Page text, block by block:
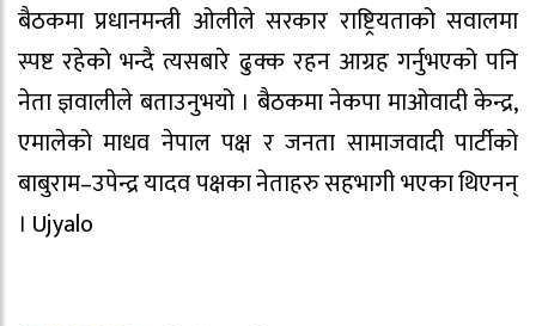
बैठकमा प्रधानमन्त्री ओलीले सरकार राष्ट्रियताको सवालमा
स्पष्ट रहेको भन्दै त्यसबारे ढुक्क रहन आग्रह गर्नुभएको पनि
नेता ज्ञवालीले बताउनुभयो । बैठकमा नेकपा माओवादी केन्द्र,
एमालेको माधव नेपाल पक्ष र जनता सामाजवादी पार्टीको
बाबुराम–उपेन्द्र यादव पक्षका नेताहरु सहभागी भएका थिएनन्
। Ujyalo